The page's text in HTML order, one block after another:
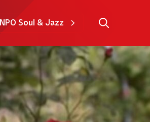
NPO Soul & Jazz